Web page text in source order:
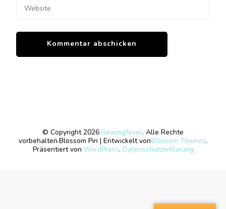
© Copyright 2026 Sewingfever. Alle Rechte
vorbehalten.Blossom Pin | Entwickelt vonBlossom Themes.
Präsentiert von WordPress. Datenschutzerklärung